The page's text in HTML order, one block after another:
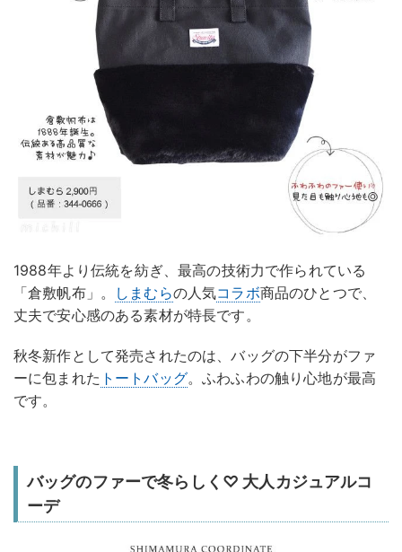
1988年より伝統を紡ぎ、最高の技術力で作られている
「倉敷帆布」。
しまむらの人気コラボ商品のひとつで、
丈夫で安心感のある素材が特長です。
秋冬新作として発売されたのは、バッグの下半分がファ
ーに包まれた トートバッグ。ふわふわの触り心地が最高
です。
バッグのファーで冬らしく♡ 大人カジュアルコ
ーデ